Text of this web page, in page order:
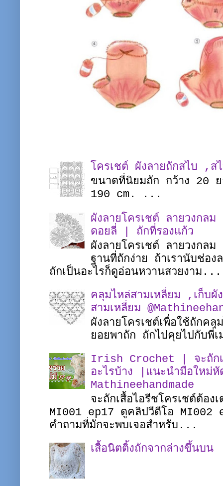
โครเชต์ ผังลายถักสไบ ,ส
ขนาดที่นิยมถัก กว้าง 20
190 cm. ...
ผังลายโครเชต์ ลายวงกล
ดอยลี่ | ถักที่รองแก้ว
ผังลายโครเชต์ ลายวงกล
ฐานที่ถักง่าย ถ้าเรานับช่อง
ถักเป็นอะไรก็ดูอ่อนหวานสวยงาม...
คลุมไหล่สามเหลี่ยม ,เก็บผั
สามเหลี่ยม
ผังลายโครเชต์เพื่อใช้ถักค
ยอยพาถัก ถักไปคุยไปกั
Irish Crochet | จะถักเสื้
อะไรบ้าง |แนะนำมือใหม่
Mathineehandmade
จะถักเสื้อไอรีชโครเชต์ต้อ
MI001 ep17 ดูคลิปวีดีโอ MI002
คำถามที่มักจะพบเจอสำหรับ...
เสื้อนิตติ้งถักจากล่างขึ้นบน